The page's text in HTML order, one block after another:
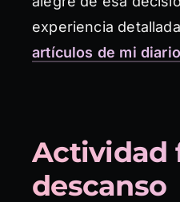
experiencia
artículos de mi diario
Actividad
descanso